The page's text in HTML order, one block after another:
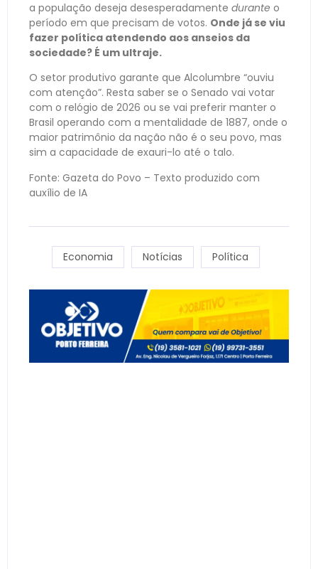
a população deseja desesperadamente durante o
período em que precisam de votos. Onde já se viu
fazer política atendendo aos anseios da
sociedade? É um ultraje.
O setor produtivo garante que Alcolumbre “ouviu
com atenção”. Resta saber se o Senado vai votar
com o relógio de 2026 ou se vai preferir manter o
Brasil operando com a mentalidade de 1887, onde o
maior patrimônio da nação não é o seu povo, mas
sim a capacidade de exauri-lo até o talo.
Fonte: Gazeta do Povo – Texto produzido com
auxílio de IA
Economia Notícias Política